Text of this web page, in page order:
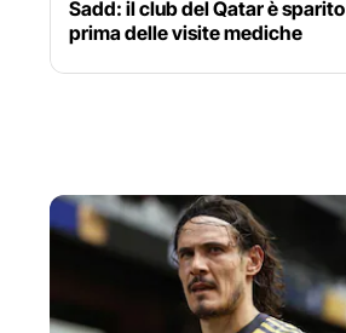
Sadd: il club del Qatar è sparito
prima delle visite mediche